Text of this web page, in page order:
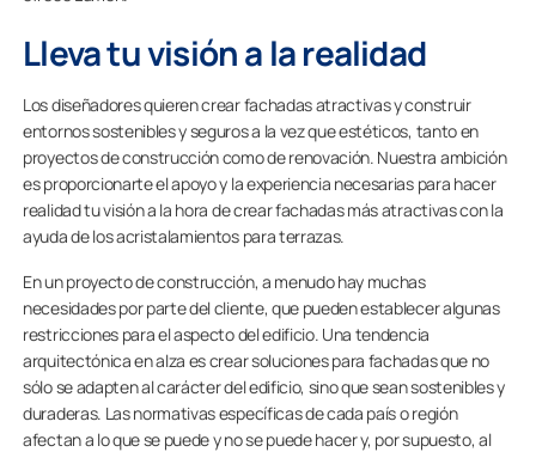
Lleva tu visión a la realidad
Los diseñadores quieren crear fachadas atractivas y construir
entornos sostenibles y seguros a la vez que estéticos, tanto en
proyectos de construcción como de renovación. Nuestra ambición
es proporcionarte el apoyo y la experiencia necesarias para hacer
realidad tu visión a la hora de crear fachadas más atractivas con la
ayuda de los acristalamientos para terrazas.
En un proyecto de construcción, a menudo hay muchas
necesidades por parte del cliente, que pueden establecer algunas
restricciones para el aspecto del edificio. Una tendencia
arquitectónica en alza es crear soluciones para fachadas que no
sólo se adapten al carácter del edificio, sino que sean sostenibles y
duraderas. Las normativas específicas de cada país o región
afectan a lo que se puede y no se puede hacer y, por supuesto, al